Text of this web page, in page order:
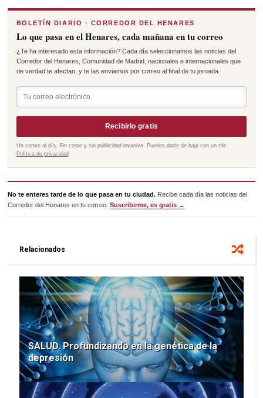
BOLETÍN DIARIO · CORREDOR DEL HENARES
Lo que pasa en el Henares, cada mañana en tu correo
¿Te ha interesado esta información? Cada día seleccionamos las noticias del
Corredor del Henares, Comunidad de Madrid, nacionales e internacionales que
de verdad te afectan, y te las enviamos por correo al final de tu jornada.
Recibirlo gratis
Un correo al día. Sin coste y sin publicidad invasiva. Puedes darte de baja con un clic.
Política de privacidad
No te enteres tarde de lo que pasa en tu ciudad. Recibe cada día las noticias del
Corredor del Henares en tu correo.Suscribirme, es gratis →
Relacionados
SALUD. Profundizando en la genética de la
depresión